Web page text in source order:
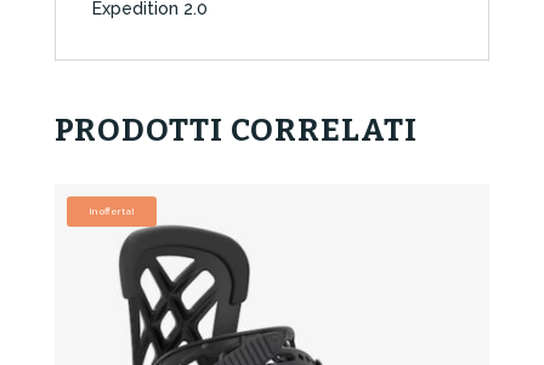
Expedition 2.0
PRODOTTI CORRELATI
In offerta!